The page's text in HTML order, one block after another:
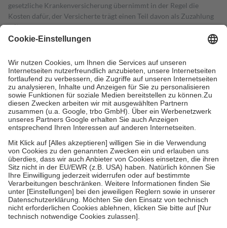
gesetzliche Krankenversicherung übernimmt in der Regel die
Kosten dafür, der Versicherte trägt einen Teil davon als Zuzahlung
mit.
Grundsätzlich leisten Mitglieder Zuzahlungen in Höhe von zehn
höchstens zehn Euro.
Es sind jedoch nie mehr als die tatsächlichen
Kosten der Leistung zu entrichten.
Diese Regeln gelten grundsätzlich auch für Online-Apotheken.
Bei Heilmitteln und häuslicher Krankenpflege beträgt die
Zuzahlung zehn Prozent der Kosten sowie zehn Euro je
Verordnung.
Um das Engagement der Versicherten für ihre eigene Gesundheit zu
stärken und die besondere Stellung der Familie zu unterstützen,
fallenkeine Zuzahlungenan bei:
• Kindern und Jugendlichen bis zum vollendeten 18. Lebensjahr
mit Ausnahme der Fahrkosten
• Untersuchungen zur Vorsorge und Früherkennung, die von der
GKV getragen werden
• empfohlenen Schutzimpfungen
• Harn- und Blutteststreifen